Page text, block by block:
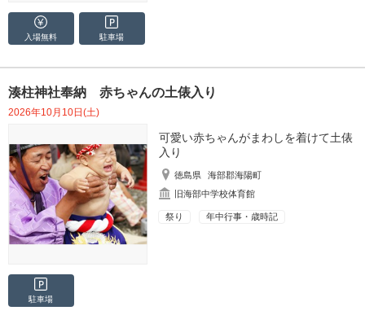
入場無料 駐車場
湊柱神社奉納 赤ちゃんの土俵入り
2026年10月10日(土)
可愛い赤ちゃんがまわしを着けて土俵
入り
徳島県
海部郡海陽町
旧海部中学校体育館
祭り 年中行事・歳時記
駐車場